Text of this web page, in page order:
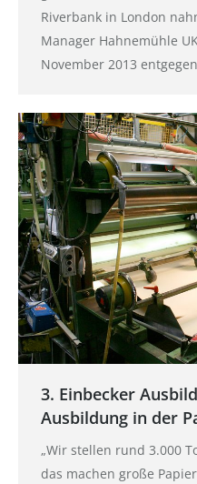
Riverbank in London
Manager Hahnemühle
November 2013
3. Einbecker
Ausbildung in der
„Wir stellen rund 3.000
das machen große